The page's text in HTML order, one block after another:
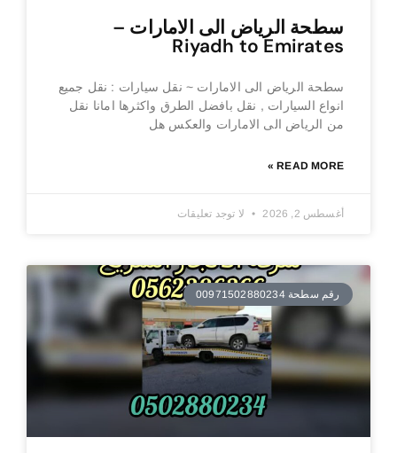
سطحة الرياض الى الامارات –
Riyadh to Emirates
سطحة الرياض الى الامارات ~ نقل سيارات : نقل جميع
انواع السيارات , نقل بافضل الطرق واكثرها امانا نقل
من الرياض الى الامارات والعكس هل
READ MORE »
أغسطس 2, 2026 لا توجد تعليقات
رقم سطحة 00971502880234